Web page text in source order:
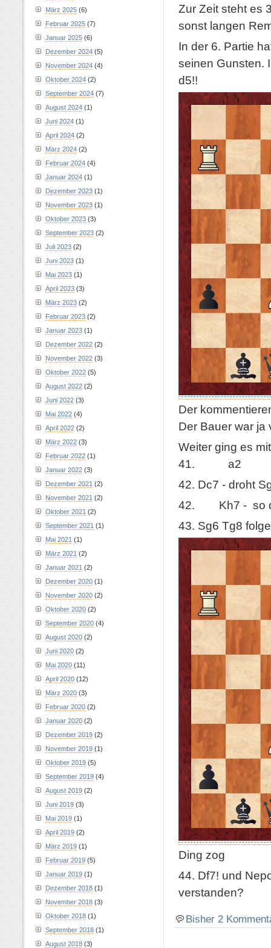
Zur Zeit steht es
sonst langen
In der 6. Partie
seinen Gunsten.
d5!!
Der
Der Bauer war ja
Weiter ging es mit
41. a2
42. Dc7 - droht
42. Kh7 - so
43. Sg6 Tg8
Ding zog
44. Df7! und
verstanden?
Bisher 2
März 2025 (6)
Februar 2025 (7)
Januar 2025 (6)
Dezember 2024 (5)
November 2024 (4)
Oktober 2024 (2)
September 2024 (7)
August 2024 (1)
Juni 2024 (1)
April 2024 (2)
März 2024 (2)
Februar 2024 (4)
Januar 2024 (1)
Dezember 2023 (1)
November 2023 (1)
Oktober 2023 (3)
September 2023 (2)
Juli 2023 (2)
Juni 2023 (1)
Mai 2023 (1)
April 2023 (3)
März 2023 (2)
Februar 2023 (2)
Januar 2023 (1)
Dezember 2022 (2)
November 2022 (3)
Oktober 2022 (5)
August 2022 (2)
Juni 2022 (3)
Mai 2022 (4)
April 2022 (2)
März 2022 (3)
Februar 2022 (1)
Januar 2022 (3)
Dezember 2021 (2)
November 2021 (2)
Oktober 2021 (2)
September 2021 (1)
Mai 2021 (1)
März 2021 (2)
Januar 2021 (2)
Dezember 2020 (1)
November 2020 (2)
Oktober 2020 (2)
September 2020 (4)
August 2020 (2)
Juni 2020 (2)
Mai 2020 (11)
April 2020 (12)
März 2020 (3)
Februar 2020 (2)
Januar 2020 (2)
Dezember 2019 (2)
November 2019 (1)
Oktober 2019 (5)
September 2019 (4)
August 2019 (2)
Juni 2019 (3)
Mai 2019 (1)
April 2019 (2)
März 2019 (1)
Februar 2019 (5)
Januar 2019 (1)
Dezember 2018 (1)
November 2018 (3)
Oktober 2018 (1)
September 2018 (1)
August 2018 (3)